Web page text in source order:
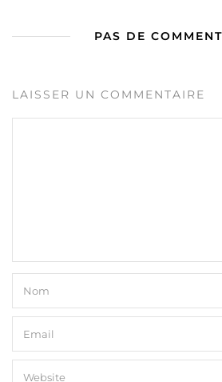
PAS DE
LAISSER UN COMMENTAIRE